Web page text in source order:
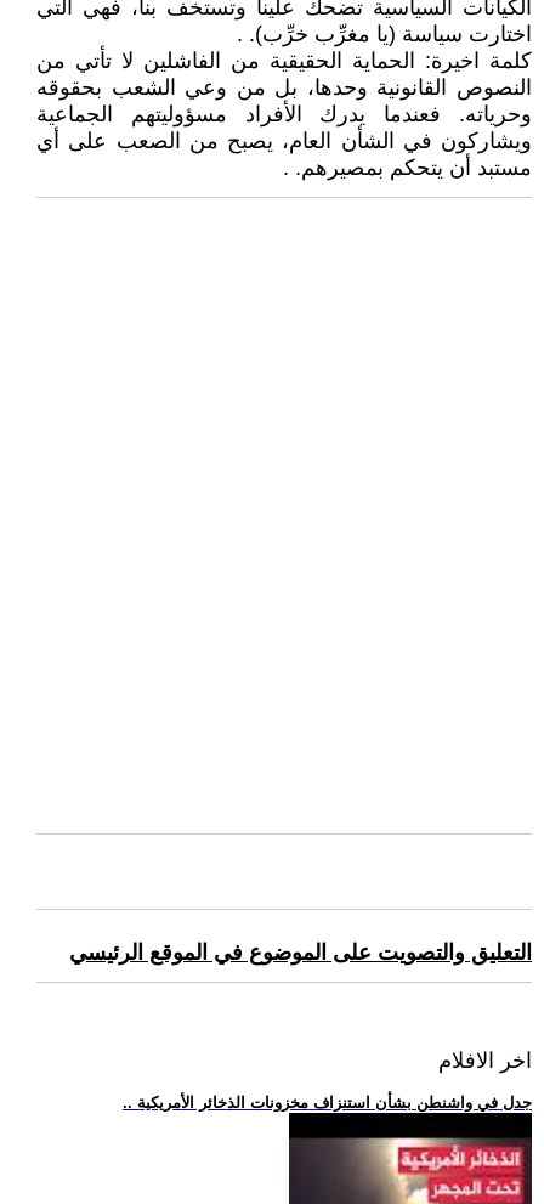
الكيانات السياسية تضحك علينا وتستخف بنا، فهي التي
اختارت سياسة (يا مغرِّب خرِّب). .
كلمة اخيرة: الحماية الحقيقية من الفاشلين لا تأتي من
النصوص القانونية وحدها، بل من وعي الشعب بحقوقه
وحرياته. فعندما يدرك الأفراد مسؤوليتهم الجماعية
ويشاركون في الشأن العام، يصبح من الصعب على أي
مستبد أن يتحكم بمصيرهم. .
التعليق والتصويت على الموضوع في الموقع الرئيسي
اخر الافلام
.. جدل في واشنطن بشأن استنزاف مخزونات الذخائر الأمريكية